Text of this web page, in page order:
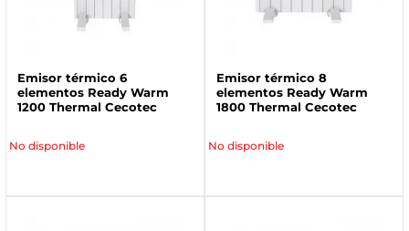
Emisor térmico 6
elementos Ready Warm
1200 Thermal Cecotec
No disponible
Emisor térmico 8
elementos Ready Warm
1800 Thermal Cecotec
No disponible